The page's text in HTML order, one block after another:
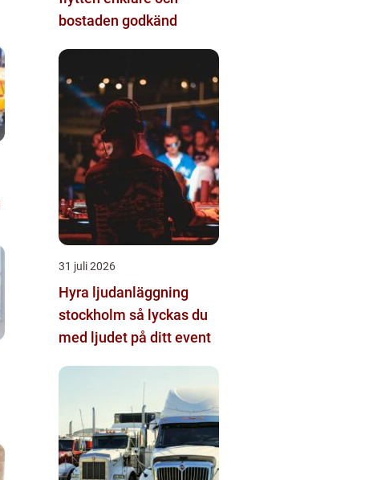
bostaden godkänd
31 juli 2026
Hyra ljudanläggning
stockholm så lyckas du
med ljudet på ditt event